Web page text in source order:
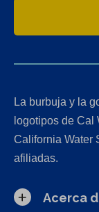
La burbuja y la
logotipos de Cal
California Water
afiliadas.
Acerca